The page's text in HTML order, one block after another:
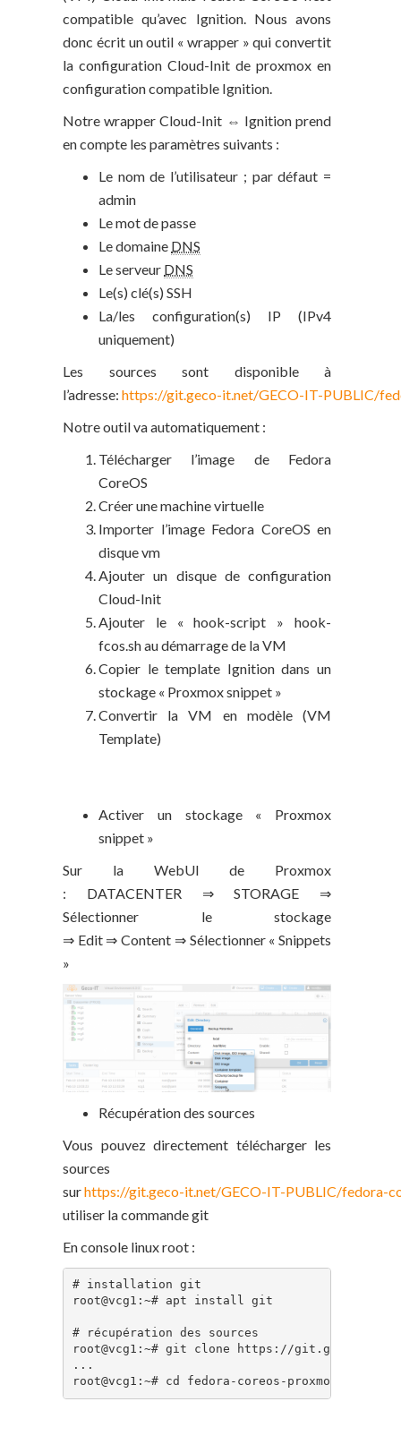
compatible qu’avec Ignition. Nous avons
donc écrit un outil « wrapper » qui convertit
la configuration Cloud-Init de proxmox en
configuration compatible Ignition.
Notre wrapper Cloud-Init ⇔ Ignition prend
en compte les paramètres suivants :
Le nom de l’utilisateur ; par défaut =
admin
Le mot de passe
Le domaine DNS
Le serveur DNS
Le(s) clé(s) SSH
La/les configuration(s) IP (IPv4
uniquement)
Les sources sont disponible à
l’adresse: https://git.geco-it.net/GECO-IT-PUBLIC/
Notre outil va automatiquement :
Télécharger l’image de Fedora
CoreOS
Créer une machine virtuelle
Importer l’image Fedora CoreOS en
disque vm
Ajouter un disque de configuration
Cloud-Init
Ajouter le « hook-script » hook-
fcos.sh au démarrage de la VM
Copier le template Ignition dans un
stockage « Proxmox snippet »
Convertir la VM en modèle (VM
Template)
Activer un stockage « Proxmox
snippet »
Sur la WebUI de Proxmox
: DATACENTER ⇒ STORAGE ⇒
Sélectionner le stockage
⇒ Edit ⇒ Content ⇒ Sélectionner « Snippets
»
Récupération des sources
Vous pouvez directement télécharger les
sources
surhttps://git.geco-it.net/GECO-IT-PUBLIC/fedora-
utiliser la commande git
En console linux root :
# installation git
root@vcg1:~# apt install git
# récupération des sources
root@vcg1:~# git clone https://git.geco-it.net/
...
root@vcg1:~# cd fedora-coreos-proxmox